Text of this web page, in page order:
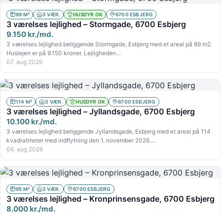
89 M² 3 VÆR. HUSDYR OK 6700 ESBJERG
3 værelses lejlighed – Stormgade, 6700 Esbjerg
9.150 kr./md.
3 værelses lejlighed beliggende Stormgade, Esbjerg med et areal på 89 m2.
Huslejen er på 9.150 kroner. Lejligheden…
07. aug 2026
114 M² 3 VÆR. HUSDYR OK 6700 ESBJERG
3 værelses lejlighed – Jyllandsgade, 6700 Esbjerg
10.100 kr./md.
3 værelses lejlighed beliggende Jyllandsgade, Esbjerg med et areal på 114
kvadratmeter med indflytning den 1. november 2026.…
06. aug 2026
95 M² 3 VÆR. 6700 ESBJERG
3 værelses lejlighed – Kronprinsensgade, 6700 Esbjerg
8.000 kr./md.